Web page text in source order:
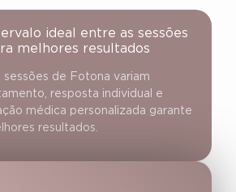
ideal entre as sessões
melhores resultados
sessões de Fotona variam
resposta individual e
médica personalizada garante
resultados.